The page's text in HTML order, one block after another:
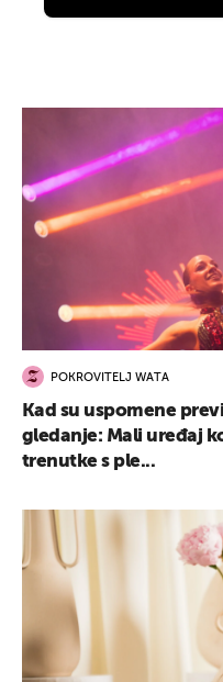
POKROVITELJ WATA
Kad su uspomene
gledanje: Mali uređaj
trenutke s ple...